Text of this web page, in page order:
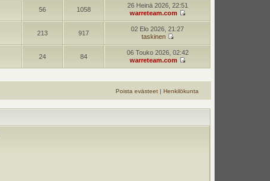
56 1058
26 Heinä 2026, 22:51
warreteam.com
213 917
02 Elo 2026, 21:27
taskinen
24 84
06 Touko 2026, 02:42
warreteam.com
Poista evästeet| Henkilökunta